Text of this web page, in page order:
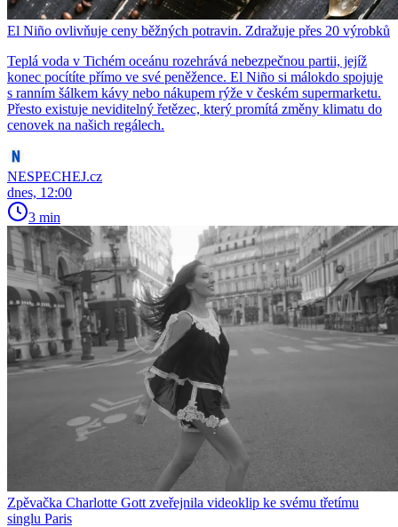
El Niño ovlivňuje ceny běžných potravin. Zdražuje přes 20 výrobků
Teplá voda v Tichém oceánu rozehrává nebezpečnou partii, jejíž
konec pocítíte přímo ve své peněžence. El Niño si málokdo spojuje
s ranním šálkem kávy nebo nákupem rýže v českém supermarketu.
Přesto existuje neviditelný řetězec, který promítá změny klimatu do
cenovek na našich regálech.
NESPECHEJ.cz
dnes, 12:00
3 min
Zpěvačka Charlotte Gott zveřejnila videoklip ke svému třetímu
singlu Paris